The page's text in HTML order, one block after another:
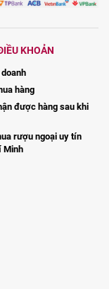
KHOẢN
hàng
được hàng sau khi
rượu ngoại uy tín
Minh